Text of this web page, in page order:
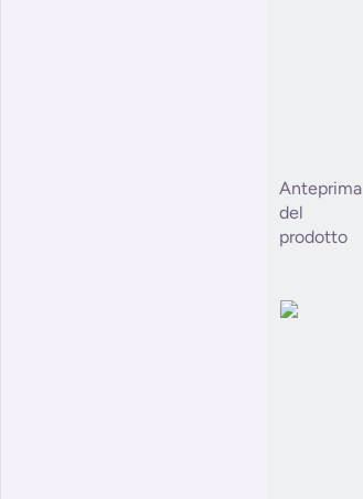
Anteprima
del
prodotto